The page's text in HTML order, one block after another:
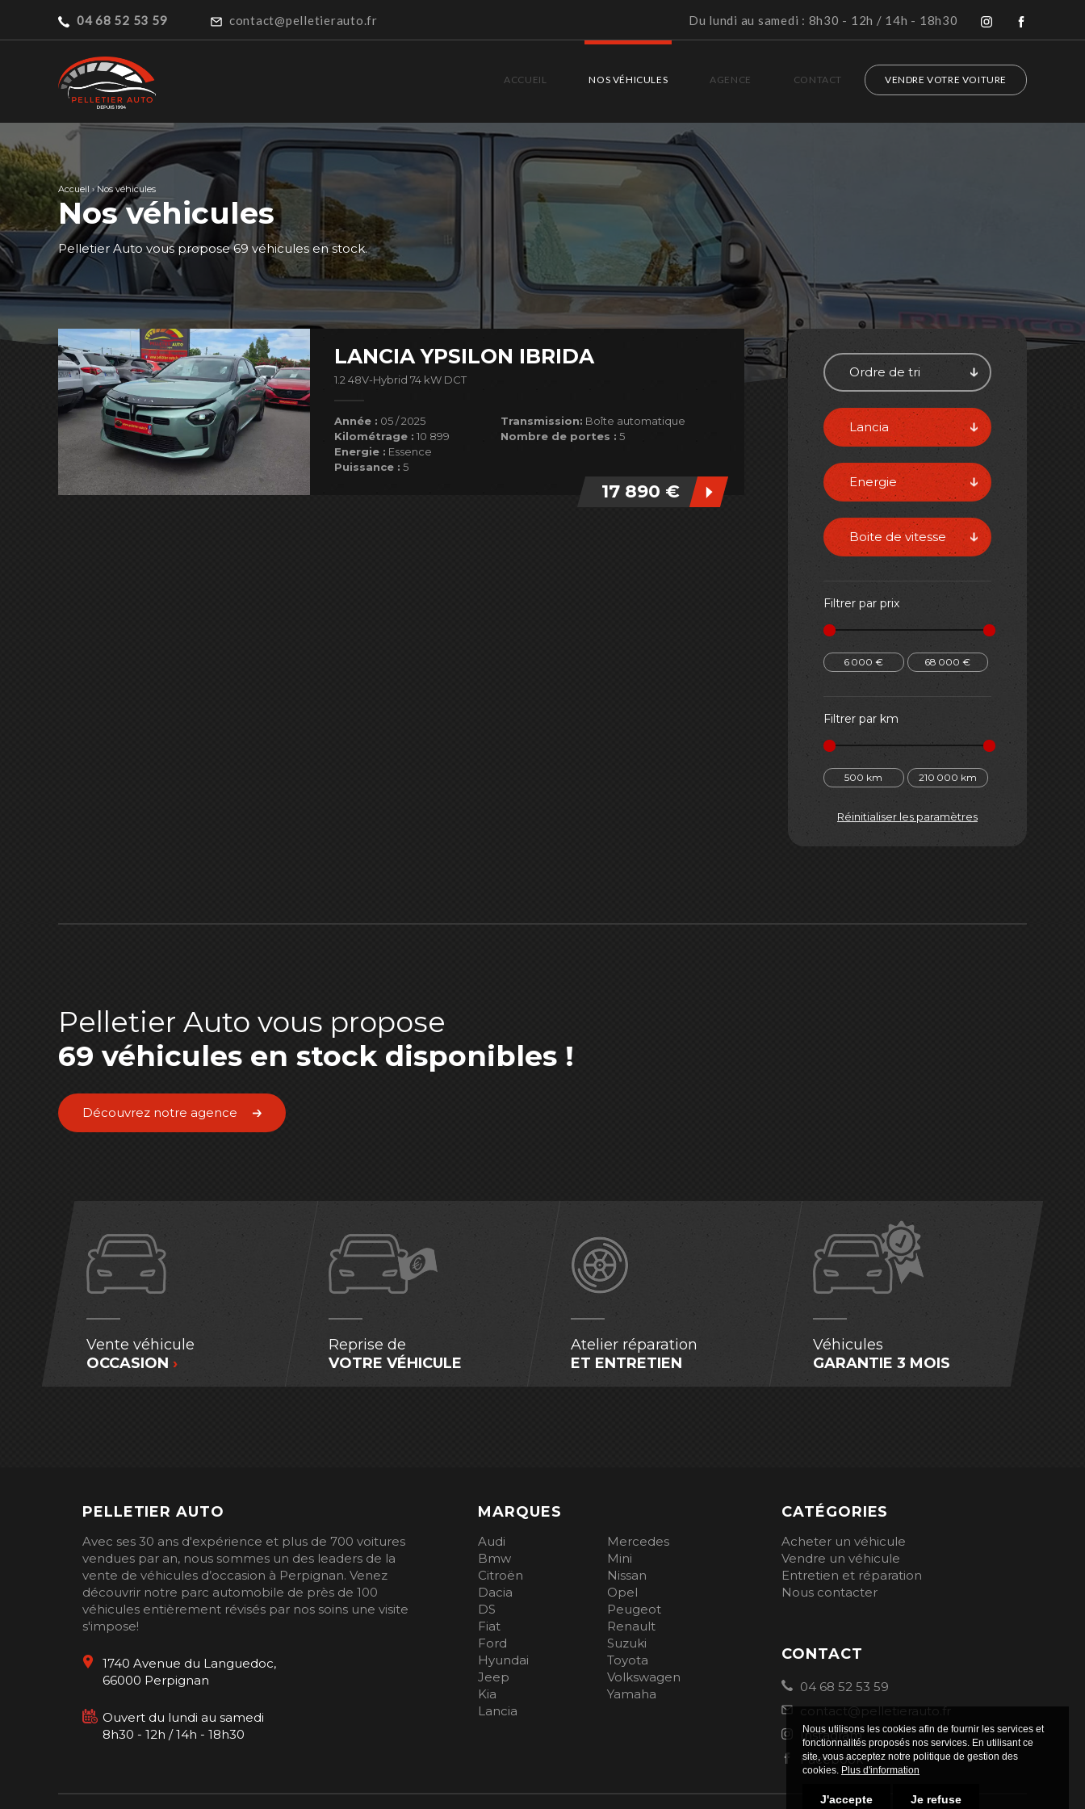
04 68 52 53 59 contact@pelletierauto.fr Du lundi au samedi : 8h30 - 12h / 14h - 18h30
ACCUEIL NOS VÉHICULES AGENCE CONTACT VENDRE VOTRE VOITURE
Accueil ›Nos véhicules
Nos véhicules
Pelletier Auto vous propose 69 véhicules en stock.
Ordre de tri
Lancia
Energie
Boite de vitesse
Filtrer par prix
6 000 € 68 000 €
Filtrer par km
500 km 210 000 km
Réinitialiser les paramètres
LANCIA YPSILON IBRIDA
1.2 48V-Hybrid 74 kW DCT
Année : 05 / 2025
Kilométrage : 10 899
Energie : Essence
Puissance : 5
Transmission: Boîte automatique
Nombre de portes : 5
17 890 €
Pelletier Auto vous propose
69 véhicules en stock disponibles !
Découvrez notre agence
Vente véhicule
OCCASION ›
Reprise de
VOTRE VÉHICULE
Atelier réparation
ET ENTRETIEN
Véhicules
GARANTIE 3 MOIS
PELLETIER AUTO
Avec ses 30 ans d'expérience et plus de 700 voitures
vendues par an, nous sommes un des leaders de la
vente de véhicules d’occasion à Perpignan. Venez
découvrir notre parc automobile de près de 100
véhicules entièrement révisés par nos soins une visite
s'impose!
1740 Avenue du Languedoc,
66000 Perpignan
Ouvert du lundi au samedi
8h30 - 12h / 14h - 18h30
MARQUES
Audi
Bmw
Citroën
Dacia
DS
Fiat
Ford
Hyundai
Jeep
Kia
Lancia
Mercedes
Mini
Nissan
Opel
Peugeot
Renault
Suzuki
Toyota
Volkswagen
Yamaha
CATÉGORIES
Acheter un véhicule
Vendre un véhicule
Entretien et réparation
Nous contacter
CONTACT
04 68 52 53 59
contact@pelletierauto.fr
Instagram
Facebook
Nous utilisons les cookies afin de fournir les services et
fonctionnalités proposés nos services. En utilisant ce
site, vous acceptez notre politique de gestion des
cookies. Plus d'information
J'accepte Je refuse